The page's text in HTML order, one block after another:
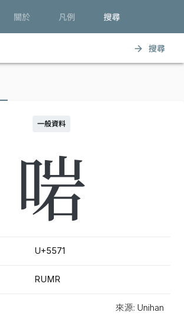
關於 凡例 搜尋
arrow_forward 搜尋
一般資料
啱
U+5571
RUMR
來源: Unihan